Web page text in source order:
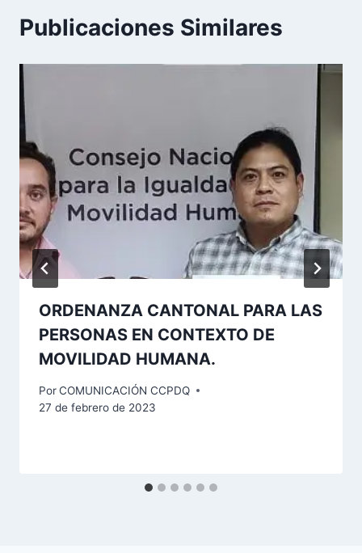
Publicaciones Similares
ORDENANZA CANTONAL PARA LAS
PERSONAS EN CONTEXTO DE
MOVILIDAD HUMANA.
PorCOMUNICACIÓN CCPDQ
27 de febrero de 2023